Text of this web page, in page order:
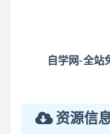
自学网-全站
资源信